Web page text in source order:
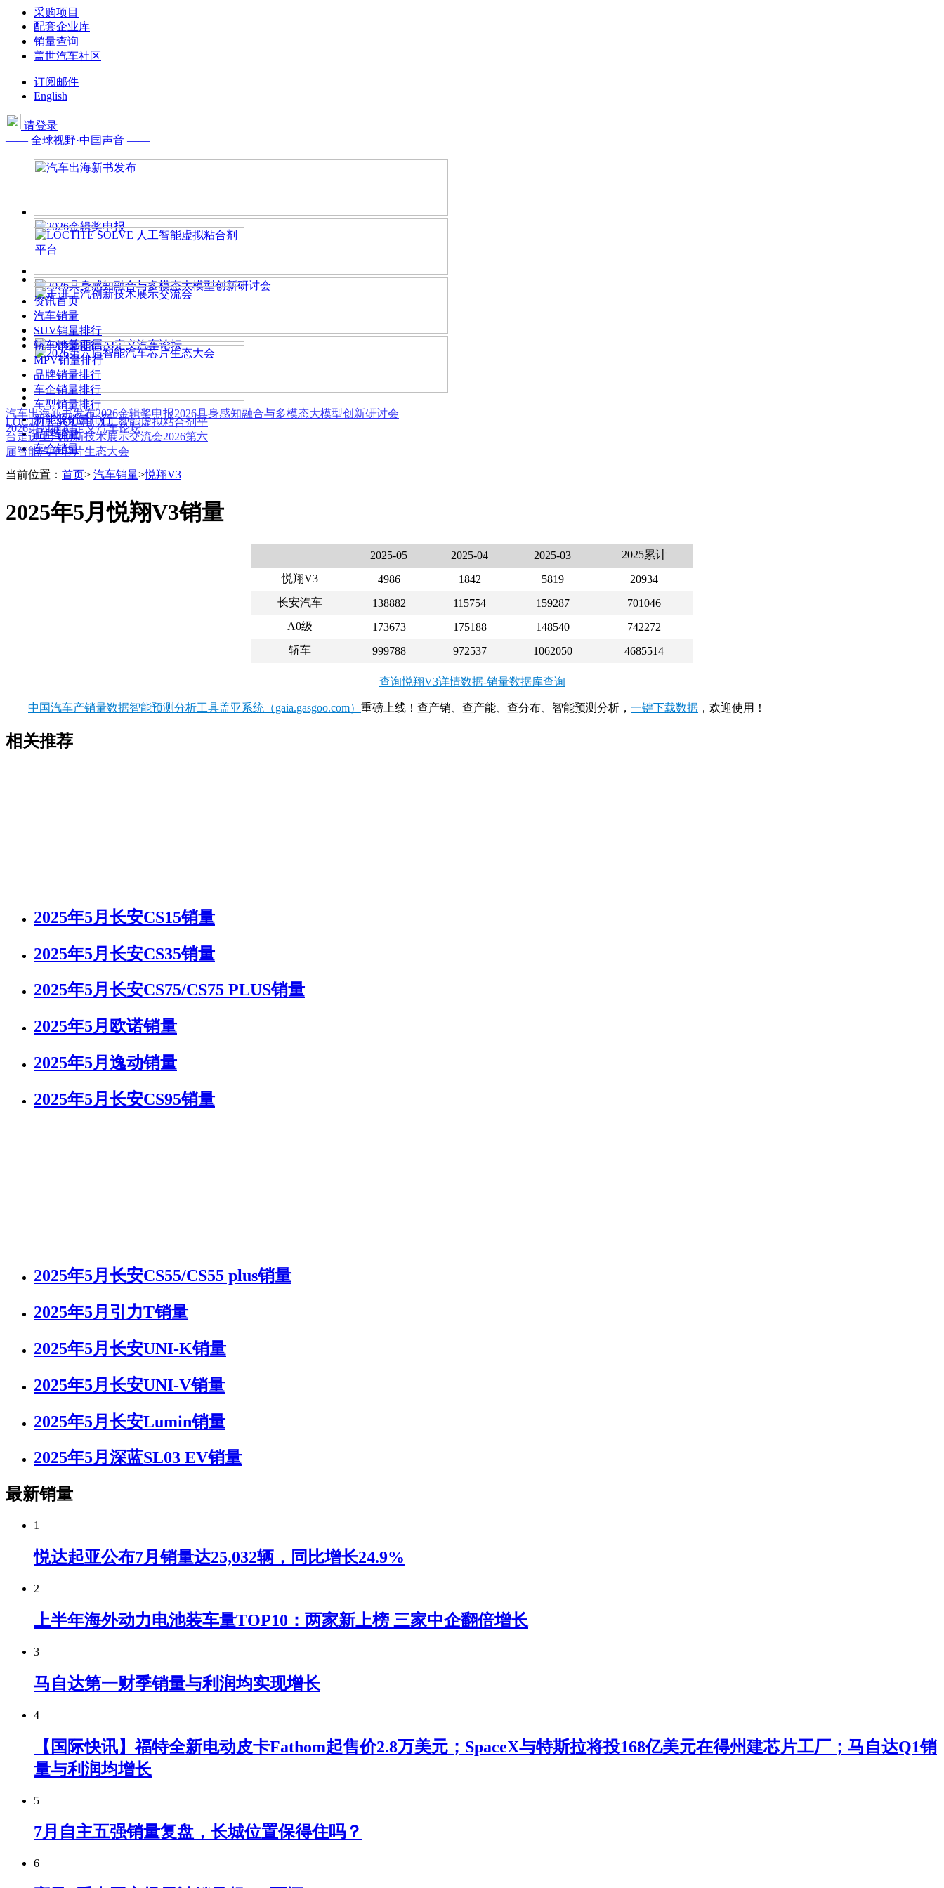
采购项目
配套企业库
销量查询
盖世汽车社区
订阅邮件
English
请登录
—— 全球视野·中国声音 ——
汽车出海新书发布2026金辑奖申报2026具身感知融合与多模态大模型创新研讨会
2026第四届AI定义汽车论坛
LOCTITE SOLVE 人工智能虚拟粘合剂平
台走进上汽创新技术展示交流会2026第六
届智能汽车芯片生态大会
资讯首页
汽车销量
SUV销量排行
轿车销量排行
MPV销量排行
品牌销量排行
车企销量排行
车型销量排行
新能源销量排行
品牌销量
车企销量
当前位置： 首页> 汽车销量>悦翔V3
2025年5月悦翔V3销量
2025-05 2025-04 2025-03
2025累计
悦翔V3
4986 1842 5819
20934
长安汽车
138882 115754 159287
701046
A0级
173673 175188 148540
742272
轿车
999788 972537 1062050 4685514
查询悦翔V3详情数据-销量数据库查询
中国汽车产销量数据智能预测分析工具盖亚系统（gaia.gasgoo.com） 重磅上线！查产销、查产能、查分布、智能预测分析， 一键下载数据 ，欢迎使用！
相关推荐
2025年5月长安CS15销量
2025年5月长安CS35销量
2025年5月长安CS75/CS75 PLUS销量
2025年5月欧诺销量
2025年5月逸动销量
2025年5月长安CS95销量
2025年5月长安CS55/CS55 plus销量
2025年5月引力T销量
2025年5月长安UNI-K销量
2025年5月长安UNI-V销量
2025年5月长安Lumin销量
2025年5月深蓝SL03 EV销量
最新销量
1
悦达起亚公布7月销量达25,032辆，同比增长24.9%
2
上半年海外动力电池装车量TOP10：两家新上榜 三家中企翻倍增长
3
马自达第一财季销量与利润均实现增长
4
【国际快讯】福特全新电动皮卡Fathom起售价2.8万美元；SpaceX与特斯拉将投168亿美元在得州建芯片工厂；马自达Q1销
量与利润均增长
5
7月自主五强销量复盘，长城位置保得住吗？
6